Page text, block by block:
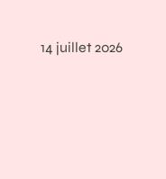
14 juillet 2026